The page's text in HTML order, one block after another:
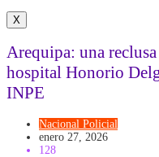
X
Arequipa: una
hospital Honorio
INPE
Nacional Policial
enero 27, 2026
128